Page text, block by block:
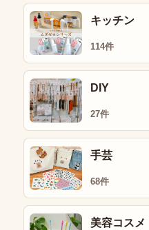
キッチン
114件
DIY
27件
手芸
68件
美容コスメ